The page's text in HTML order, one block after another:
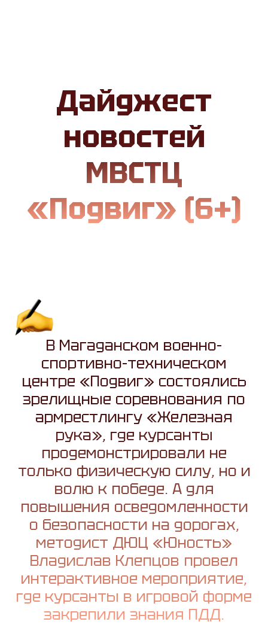
Дайджест
новостей
МВСТЦ
«Подвиг» (6+)
В Магаданском военно-
спортивно-техническом
центре «Подвиг» состоялись
зрелищные соревнования по
армрестлингу «Железная
рука», где курсанты
продемонстрировали не
только физическую силу, но и
волю к победе. А для
повышения осведомленности
о безопасности на дорогах,
методист ДЮЦ «Юность»
Владислав Клепцов провел
интерактивное мероприятие,
где курсанты в игровой форме
закрепили знания ПДД.